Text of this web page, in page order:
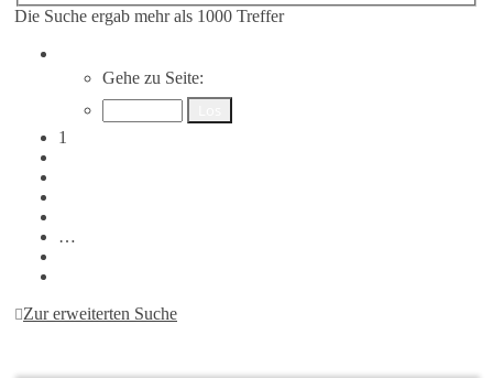
Die Suche ergab mehr als 1000 Treffer
Gehe zu Seite:
1
…
Zur erweiterten Suche